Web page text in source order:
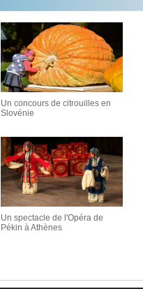
Un concours de citrouilles en
Slovénie
Un spectacle de l'Opéra de
Pékin à Athènes